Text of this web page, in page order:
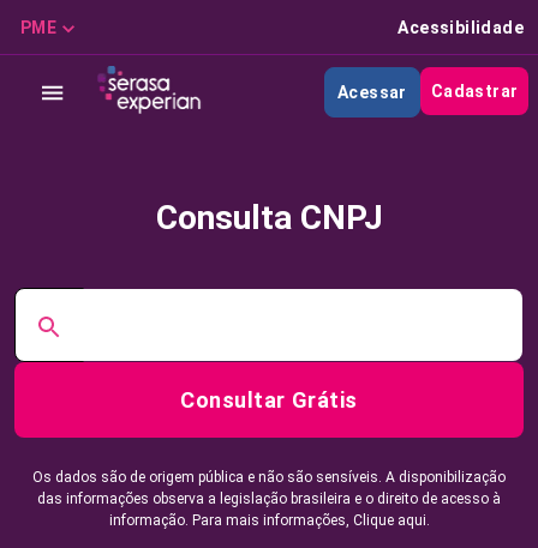
PME Acessibilidade
Acessar Cadastrar
Consulta CNPJ
Consultar Grátis
Os dados são de origem pública e não são sensíveis. A disponibilização
das informações observa a legislação brasileira e o direito de acesso à
informação. Para mais informações, Clique aqui.